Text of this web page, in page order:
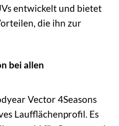
entwickelt und bietet
die ihn zur
bei allen
Vector 4Seasons
Laufflächenprofil. Es